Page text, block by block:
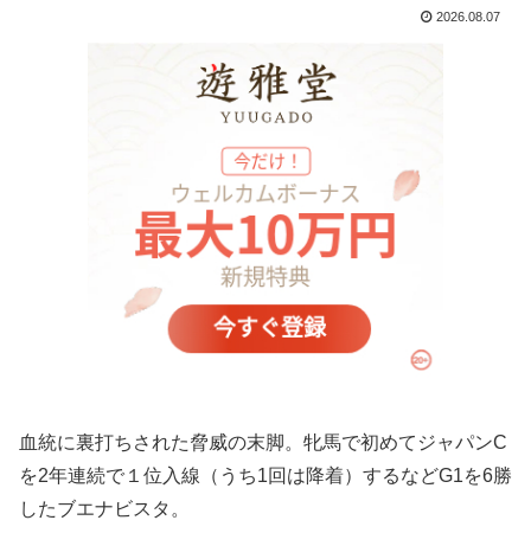
2026.08.07
血統に裏打ちされた脅威の末脚。牝馬で初めてジャパンC
を2年連続で１位入線（うち1回は降着）するなどG1を6勝
したブエナビスタ。